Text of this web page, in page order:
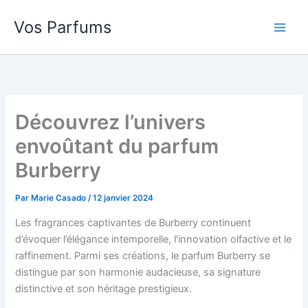
Vos Parfums
Découvrez l’univers
envoûtant du parfum
Burberry
Par Marie Casado/12 janvier 2024
Les fragrances captivantes de Burberry continuent
d’évoquer l’élégance intemporelle, l’innovation olfactive et le
raffinement. Parmi ses créations, le parfum Burberry se
distingue par son harmonie audacieuse, sa signature
distinctive et son héritage prestigieux.